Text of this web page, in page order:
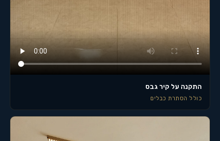
התקנה על קיר גבס
כולל הסתרת כבלים